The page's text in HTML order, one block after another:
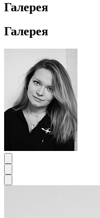
Галерея
Галерея